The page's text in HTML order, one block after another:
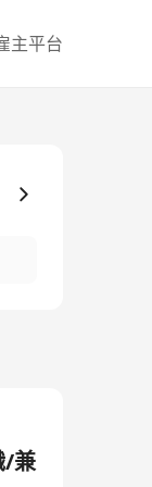
主平台
/兼